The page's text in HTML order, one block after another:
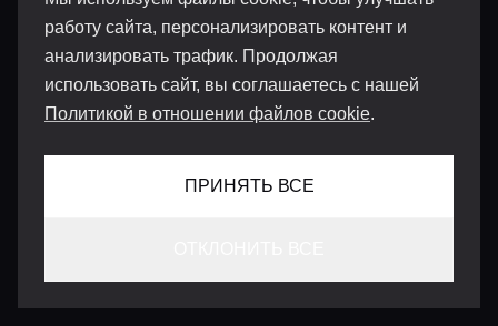
работу сайта, персонализировать контент и
анализировать трафик. Продолжая
использовать сайт, вы соглашаетесь с нашей
Политикой в отношении файлов cookie.
ПРИНЯТЬ ВСЕ